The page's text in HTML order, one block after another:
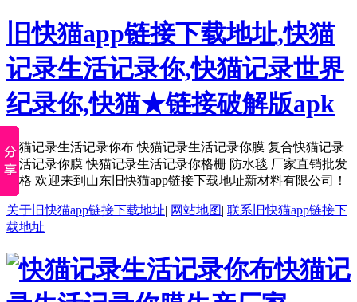
旧快猫app链接下载地址,快猫
记录生活记录你,快猫记录世界
纪录你,快猫★链接破解版apk
快猫记录生活记录你布 快猫记录生活记录你膜 复合快猫记录
生活记录你膜 快猫记录生活记录你格栅 防水毯 厂家直销批发
价格 欢迎来到山东旧快猫app链接下载地址新材料有限公司！
关于旧快猫app链接下载地址| 网站地图| 联系旧快猫app链接下
载地址